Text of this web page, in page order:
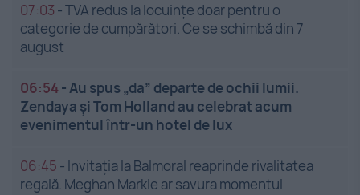
07:03 -TVA redus la locuințe doar pentru o
categorie de cumpărători. Ce se schimbă din 7
august
06:54-Au spus „da” departe de ochii lumii.
Zendaya și Tom Holland au celebrat acum
evenimentul într-un hotel de lux
06:45 - Invitația la Balmoral reaprinde rivalitatea
regală. Meghan Markle ar savura momentul